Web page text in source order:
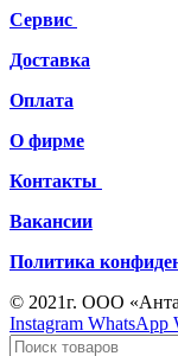
Сервис
Доставка
Оплата
О фирме
Контакты
Вакансии
Политика
© 2021г. ООО
Instagram WhatsApp